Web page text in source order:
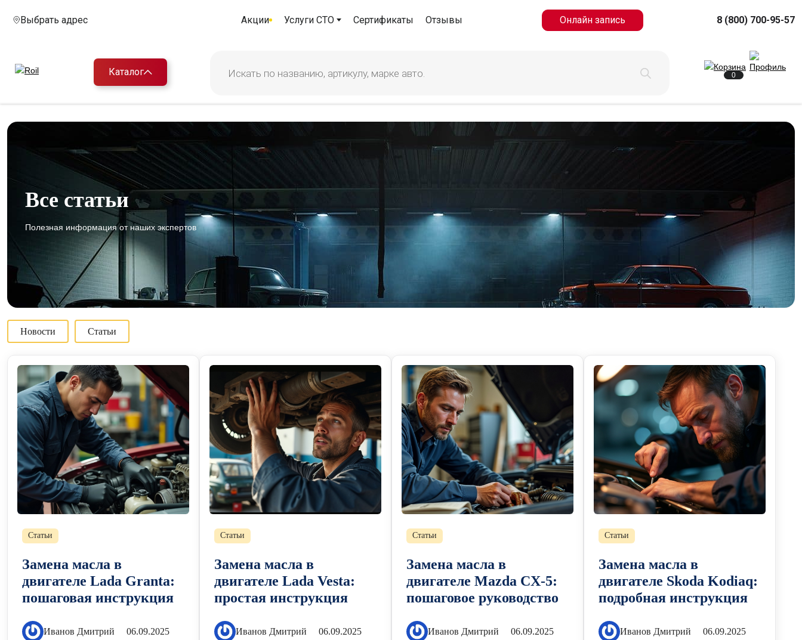
Выбрать адрес Акции Услуги СТО Сертификаты Отзывы Онлайн запись 8 (800) 700-95-57
Каталог 0
Все статьи
Полезная информация от наших экспертов
Новости Статьи
Статьи
Замена масла в
двигателе Lada Granta:
пошаговая инструкция
Иванов Дмитрий 06.09.2025
Статьи
Замена масла в
двигателе Lada Vesta:
простая инструкция
Иванов Дмитрий 06.09.2025
Статьи
Замена масла в
двигателе Mazda CX-5:
пошаговое руководство
Иванов Дмитрий 06.09.2025
Статьи
Замена масла в
двигателе Skoda Kodiaq:
подробная инструкция
Иванов Дмитрий 06.09.2025